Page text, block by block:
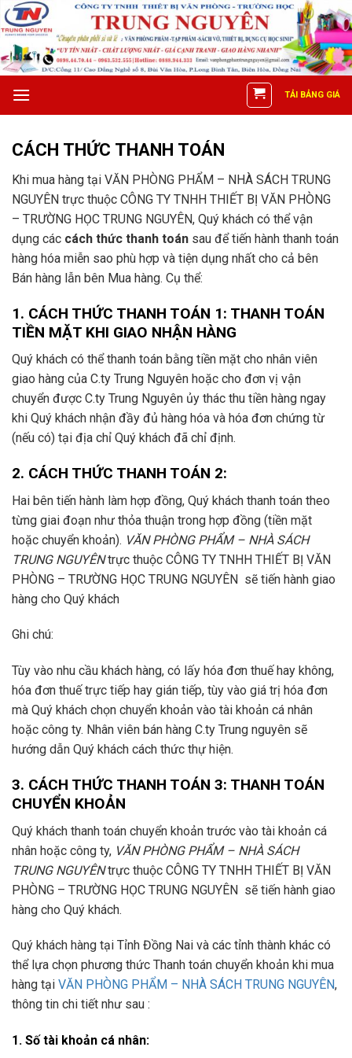
Skip
to
content
TẢI BẢNG GIÁ
CÁCH THỨC THANH TOÁN
Khi mua hàng tại VĂN PHÒNG PHẨM – NHÀ SÁCH TRUNG
NGUYÊN trực thuộc CÔNG TY TNHH THIẾT BỊ VĂN PHÒNG
– TRƯỜNG HỌC TRUNG NGUYÊN, Quý khách có thể vận
dụng các cách thức thanh toán sau để tiến hành thanh toán
hàng hóa miễn sao phù hợp và tiện dụng nhất cho cả bên
Bán hàng lẫn bên Mua hàng. Cụ thể:
1. CÁCH THỨC THANH TOÁN 1: THANH TOÁN
TIỀN MẶT KHI GIAO NHẬN HÀNG
Quý khách có thể thanh toán bằng tiền mặt cho nhân viên
giao hàng của C.ty Trung Nguyên hoặc cho đơn vị vận
chuyển được C.ty Trung Nguyên ủy thác thu tiền hàng ngay
khi Quý khách nhận đầy đủ hàng hóa và hóa đơn chứng từ
(nếu có) tại địa chỉ Quý khách đã chỉ định.
2. CÁCH THỨC THANH TOÁN 2:
Hai bên tiến hành làm hợp đồng, Quý khách thanh toán theo
từng giai đoạn như thỏa thuận trong hợp đồng (tiền mặt
hoặc chuyển khoản). VĂN PHÒNG PHẨM – NHÀ SÁCH
TRUNG NGUYÊNtrực thuộc CÔNG TY TNHH THIẾT BỊ VĂN
PHÒNG – TRƯỜNG HỌC TRUNG NGUYÊN sẽ tiến hành giao
hàng cho Quý khách
Ghi chú:
Tùy vào nhu cầu khách hàng, có lấy hóa đơn thuế hay không,
hóa đơn thuế trực tiếp hay gián tiếp, tùy vào giá trị hóa đơn
mà Quý khách chọn chuyển khoản vào tài khoản cá nhân
hoặc công ty. Nhân viên bán hàng C.ty Trung nguyên sẽ
hướng dẫn Quý khách cách thức thự hiện.
3. CÁCH THỨC THANH TOÁN 3: THANH TOÁN
CHUYỂN KHOẢN
Quý khách thanh toán chuyển khoản trước vào tài khoản cá
nhân hoặc công ty, VĂN PHÒNG PHẨM – NHÀ SÁCH
TRUNG NGUYÊNtrực thuộc CÔNG TY TNHH THIẾT BỊ VĂN
PHÒNG – TRƯỜNG HỌC TRUNG NGUYÊN sẽ tiến hành giao
hàng cho Quý khách.
Quý khách hàng tại Tỉnh Đồng Nai và các tỉnh thành khác có
thể lựa chọn phương thức Thanh toán chuyển khoản khi mua
hàng tại VĂN PHÒNG PHẨM – NHÀ SÁCH TRUNG NGUYÊN,
thông tin chi tiết như sau :
1. Số tài khoản cá nhân: